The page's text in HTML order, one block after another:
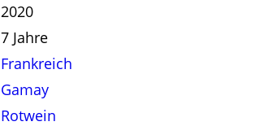
2020
7 Jahre
Frankreich
Gamay
Rotwein